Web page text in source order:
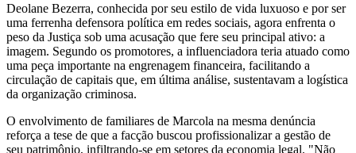
Deolane Bezerra, conhecida por seu estilo de vida luxuoso e por ser
uma ferrenha defensora política em redes sociais, agora enfrenta o
peso da Justiça sob uma acusação que fere seu principal ativo: a
imagem. Segundo os promotores, a influenciadora teria atuado como
uma peça importante na engrenagem financeira, facilitando a
circulação de capitais que, em última análise, sustentavam a logística
da organização criminosa.
O envolvimento de familiares de Marcola na mesma denúncia
reforça a tese de que a facção buscou profissionalizar a gestão de
seu patrimônio, infiltrando-se em setores da economia legal. "Não